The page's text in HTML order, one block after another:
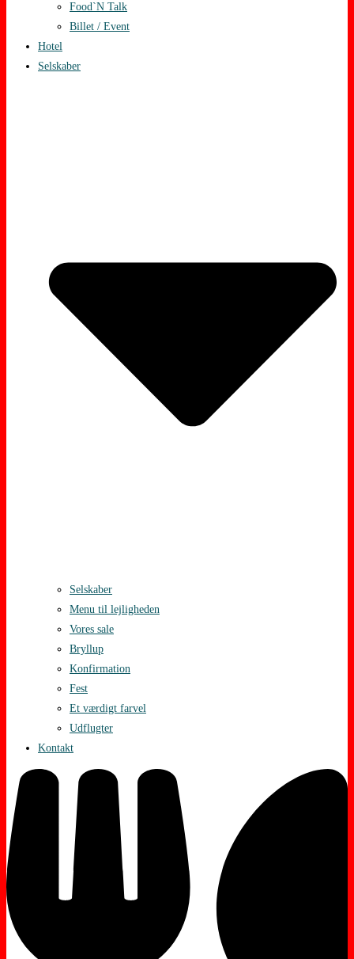
Food`N Talk
Billet / Event
Hotel
Selskaber
Selskaber
Menu til lejligheden
Vores sale
Bryllup
Konfirmation
Fest
Et værdigt farvel
Udflugter
Kontakt